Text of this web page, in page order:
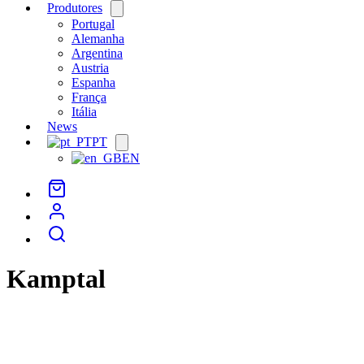
Produtores
menu
Portugal
Alemanha
Argentina
Austria
Espanha
França
Itália
News
PT
menu
EN
Kamptal